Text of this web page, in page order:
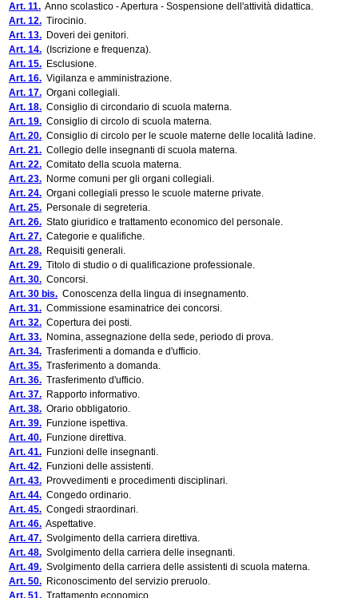
Art. 11. Anno scolastico - Apertura - Sospensione dell'attività didattica.
Art. 12. Tirocinio.
Art. 13. Doveri dei genitori.
Art. 14. (Iscrizione e frequenza).
Art. 15. Esclusione.
Art. 16. Vigilanza e amministrazione.
Art. 17. Organi collegiali.
Art. 18. Consiglio di circondario di scuola materna.
Art. 19. Consiglio di circolo di scuola materna.
Art. 20. Consiglio di circolo per le scuole materne delle località ladine.
Art. 21. Collegio delle insegnanti di scuola materna.
Art. 22. Comitato della scuola materna.
Art. 23. Norme comuni per gli organi collegiali.
Art. 24. Organi collegiali presso le scuole materne private.
Art. 25. Personale di segreteria.
Art. 26. Stato giuridico e trattamento economico del personale.
Art. 27. Categorie e qualifiche.
Art. 28. Requisiti generali.
Art. 29. Titolo di studio o di qualificazione professionale.
Art. 30. Concorsi.
Art. 30 bis. Conoscenza della lingua di insegnamento.
Art. 31. Commissione esaminatrice dei concorsi.
Art. 32. Copertura dei posti.
Art. 33. Nomina, assegnazione della sede, periodo di prova.
Art. 34. Trasferimenti a domanda e d'ufficio.
Art. 35. Trasferimento a domanda.
Art. 36. Trasferimento d'ufficio.
Art. 37. Rapporto informativo.
Art. 38. Orario obbligatorio.
Art. 39. Funzione ispettiva.
Art. 40. Funzione direttiva.
Art. 41. Funzioni delle insegnanti.
Art. 42. Funzioni delle assistenti.
Art. 43. Provvedimenti e procedimenti disciplinari.
Art. 44. Congedo ordinario.
Art. 45. Congedi straordinari.
Art. 46. Aspettative.
Art. 47. Svolgimento della carriera direttiva.
Art. 48. Svolgimento della carriera delle insegnanti.
Art. 49. Svolgimento della carriera delle assistenti di scuola materna.
Art. 50. Riconoscimento del servizio preruolo.
Art. 51. Trattamento economico.